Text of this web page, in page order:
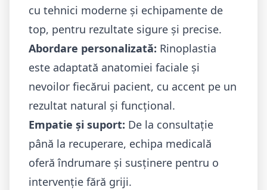
cu tehnici moderne și echipamente de
top, pentru rezultate sigure și precise.
Abordare personalizată: Rinoplastia
este adaptată anatomiei faciale și
nevoilor fiecărui pacient, cu accent pe un
rezultat natural și funcțional.
Empatie și suport: De la consultație
până la recuperare, echipa medicală
oferă îndrumare și susținere pentru o
intervenție fără griji.